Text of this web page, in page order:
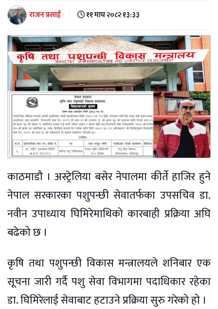
राजन प्रसाईं ११ माघ २०८२ १३:३३
काठमाडौ । अस्ट्रेलिया बसेर नेपालमा कीर्ते हाजिर हुने
नेपाल सरकारका पशुपन्छी सेवातर्फका उपसचिव डा.
नवीन उपाध्याय घिमिरेमाथिको कारबाही प्रक्रिया अघि
बढेको छ ।
कृषि तथा पशुपन्छी विकास मन्त्रालयले शनिबार एक
सूचना जारी गर्दै पशु सेवा विभागमा पदाधिकार रहेका
डा. घिमिरेलाई सेवाबाट हटाउने प्रक्रिया सुरु गरेको हो ।